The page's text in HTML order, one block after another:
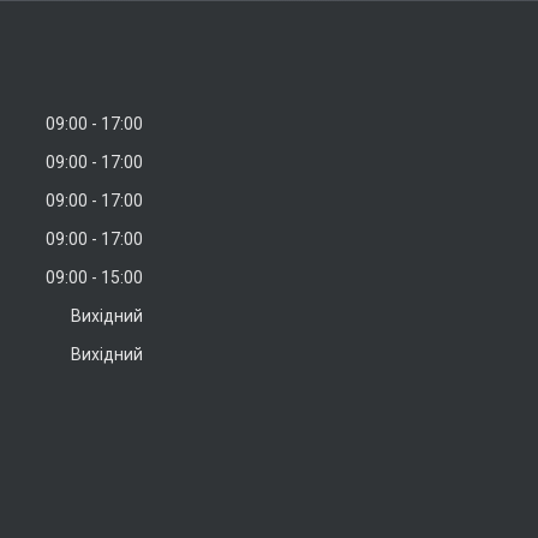
09:00
17:00
09:00
17:00
09:00
17:00
09:00
17:00
09:00
15:00
Вихідний
Вихідний